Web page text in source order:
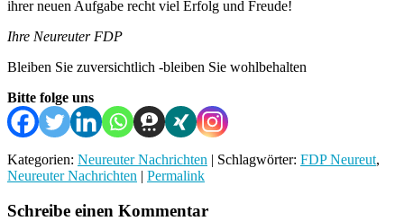
ihrer neuen Aufgabe recht viel Erfolg und Freude!
Ihre Neureuter FDP
Bleiben Sie zuversichtlich -bleiben Sie wohlbehalten
Bitte folge uns
Kategorien: Neureuter Nachrichten | Schlagwörter: FDP Neureut,
Neureuter Nachrichten | Permalink
Schreibe einen Kommentar